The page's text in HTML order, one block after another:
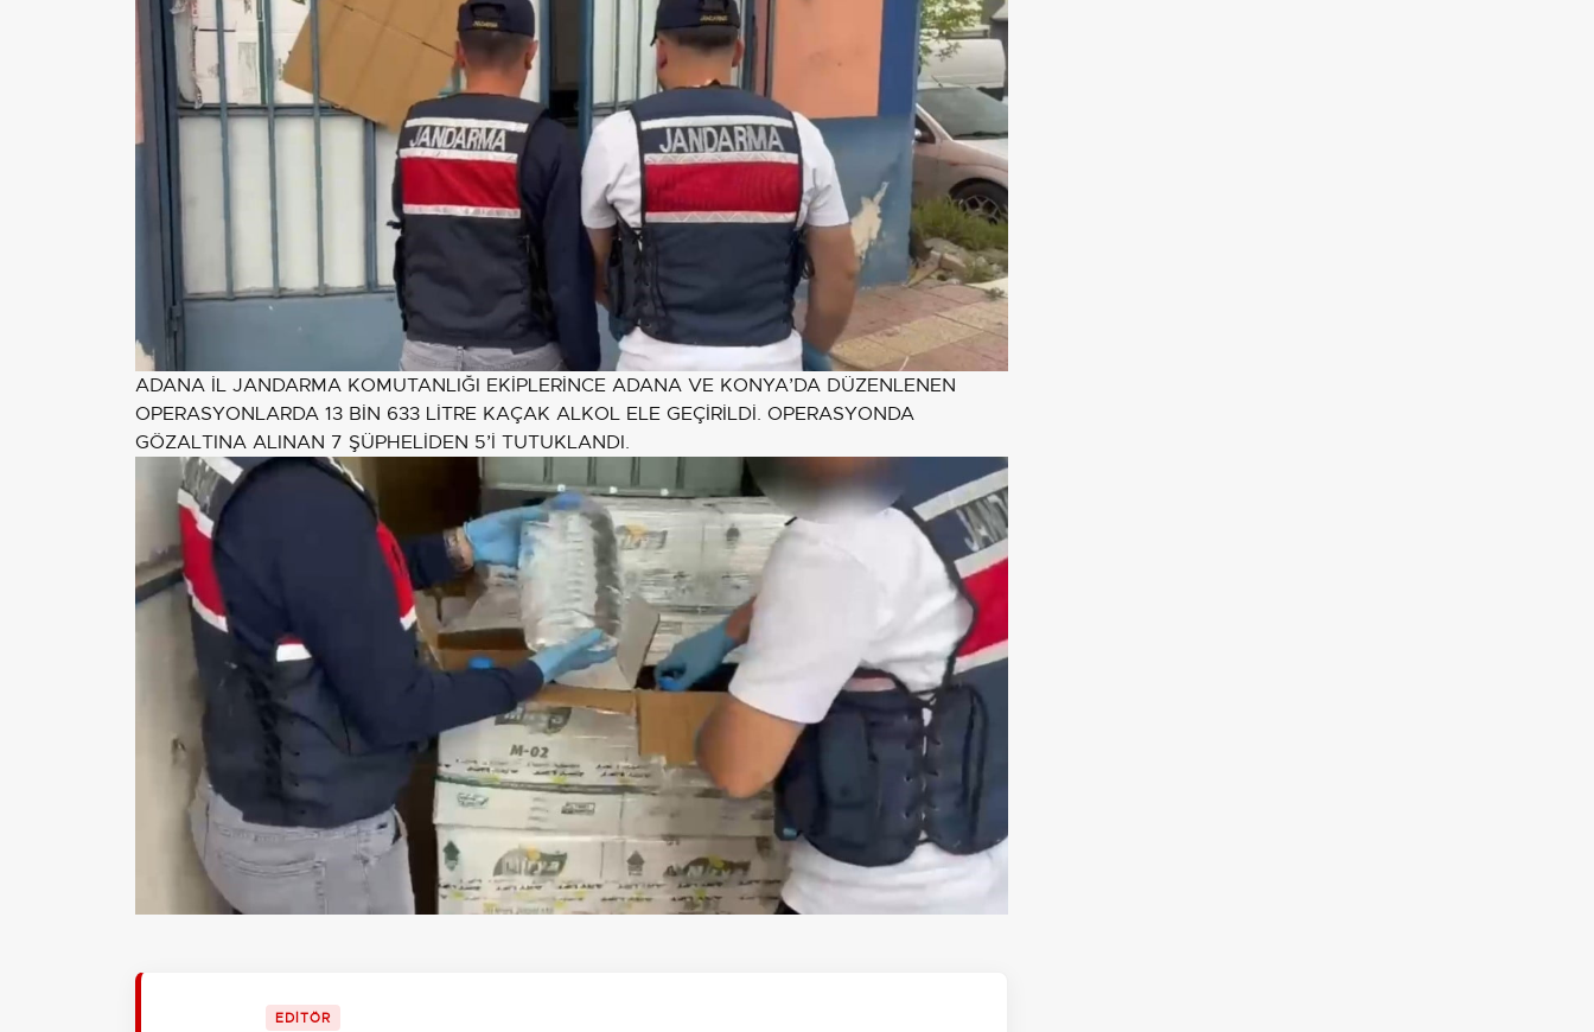
ADANA İL JANDARMA KOMUTANLIĞI EKİPLERİNCE ADANA VE KONYA’DA DÜZENLENEN
OPERASYONLARDA 13 BİN 633 LİTRE KAÇAK ALKOL ELE GEÇİRİLDİ. OPERASYONDA
GÖZALTINA ALINAN 7 ŞÜPHELİDEN 5’İ TUTUKLANDI.
EDİTÖR